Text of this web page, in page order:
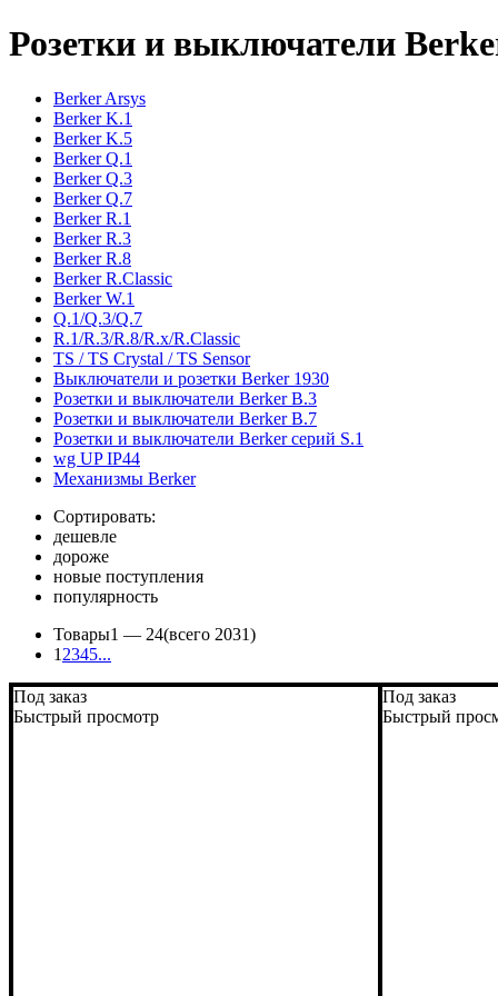
Розетки и выключатели
Berker Arsys
Berker K.1
Berker K.5
Berker Q.1
Berker Q.3
Berker Q.7
Berker R.1
Berker R.3
Berker R.8
Berker R.Classic
Berker W.1
Q.1/Q.3/Q.7
R.1/R.3/R.8/R.x/R.Classic
TS / TS Crystal / TS Sensor
Выключатели и розетки Berker 1930
Розетки и выключатели Berker B.3
Розетки и выключатели Berker B.7
Розетки и выключатели Berker серий S.1
wg UP IP44
Механизмы Berker
Сортировать:
дешевле
дороже
новые поступления
популярность
Товары1 — 24(всего 2031)
1 2345...
Под заказ
Быстрый просмотр
Под заказ
Быстрый